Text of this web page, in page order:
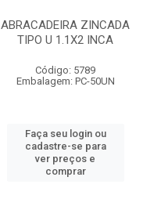
ABRACADEIRA ZINCADA
TIPO U 1.1X2 INCA
Código: 5789
Embalagem: PC-50UN
Faça seu login ou
cadastre-se para
ver preços e
comprar